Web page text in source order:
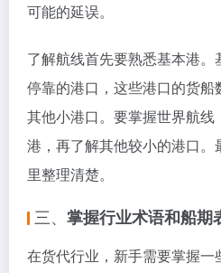
可能的延误。
了解航线首先要熟悉基本港
停靠的港口，这些港口的货船
其他小港口。要掌握世界航
港，再了解其他较小的港口
里整理清楚。
三、 掌握行业术语和船期
在货代行业，新手需要掌握一